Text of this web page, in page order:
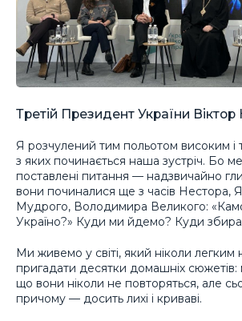
Третій Президент України
Я розчулений тим польотом високим і
з яких починається наша зустріч. Бо
поставлені питання — надзвичайно
вони починалися ще з часів Нестора,
Мудрого, Володимира Великого:
Україно?» Куди ми йдемо? Куди
Ми живемо у світі, який ніколи
пригадати десятки домашніх
що вони ніколи не повторяться, але
причому — досить лихі і криваві.